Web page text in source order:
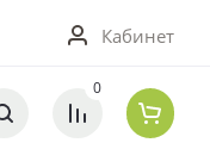
Кабинет
0